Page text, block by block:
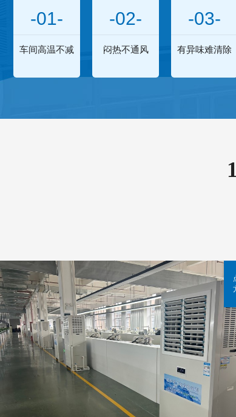
-01-
车间高温不减
-02-
闷热不通风
-03-
有异味难清除